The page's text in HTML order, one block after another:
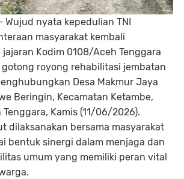
Wujud nyata kepedulian TNI
masyarakat kembali
Kodim 0108/Aceh Tenggara
royong rehabilitasi jembatan
Desa Makmur Jaya
Beringin, Kecamatan Ketambe,
Kamis (11/06/2026).
dilaksanakan bersama masyarakat
bentuk sinergi dalam menjaga dan
umum yang memiliki peran vital